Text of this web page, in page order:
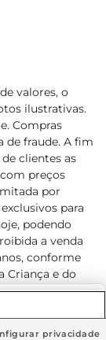
valores, o
ilustrativas.
Compras
de fraude. A fim
clientes as
preços
por
para
podendo
a venda
conforme
Criança e do
para o
line é de R$
privacidade